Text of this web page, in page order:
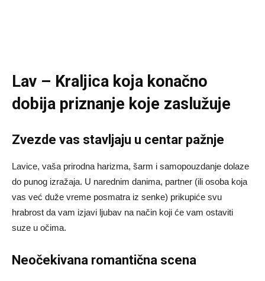
Lav – Kraljica koja konačno
dobija priznanje koje zaslužuje
Zvezde vas stavljaju u centar pažnje
Lavice, vaša prirodna harizma, šarm i samopouzdanje dolaze
do punog izražaja. U narednim danima, partner (ili osoba koja
vas već duže vreme posmatra iz senke) prikupiće svu
hrabrost da vam izjavi ljubav na način koji će vam ostaviti
suze u očima.
Neočekivana romantična scena